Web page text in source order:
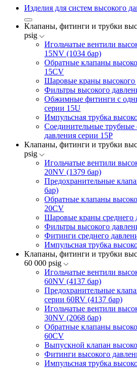
Изделия для систем высокого
Клапаны, фитинги и трубки
psig
Игольчатые вентили
15NV (1034 бар)
Обратные клапаны
15CV
Шаровые краны высокого
Фильтры высокого
Обжимные фитинги с
серии 15U
Импульсная трубка
Соединительные
давления серии 15P
Клапаны, фитинги и трубки
psig
Игольчатые вентили
20NV (1379 бар)
Предохранительные
бар)
Обратные клапаны
20CV
Шаровые краны среднего
Фильтры высокого
Фитинги среднего
Импульсная трубка
Клапаны, фитинги и трубки
60 000 psig
Игольчатые вентили
60NV (4137 бар)
Предохранительные
серии 60RV (4137 бар)
Игольчатые вентили
30NV (2068 бар)
Обратные клапаны
60CV
Выпускной клапан
Фитинги высокого
Импульсная трубка